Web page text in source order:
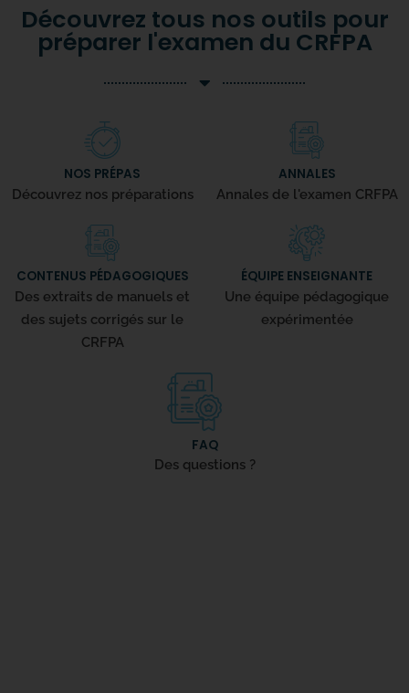
Découvrez tous nos outils pour
préparer l'examen du CRFPA
NOS PRÉPAS
Découvrez nos préparations
ANNALES
Annales de l'examen CRFPA
CONTENUS PÉDAGOGIQUES
Des extraits de manuels et
des sujets corrigés sur le
CRFPA
ÉQUIPE ENSEIGNANTE
Une équipe pédagogique
expérimentée
FAQ
Des questions ?